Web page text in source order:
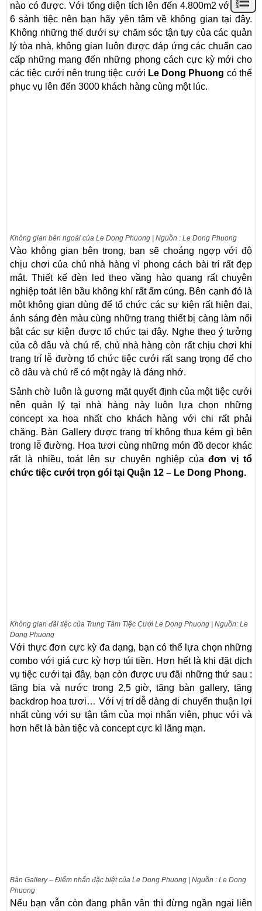
nào có được. Với tổng diện tích lên đến 4.800m2 với hơn
6 sảnh tiệc nên bạn hãy yên tâm về không gian tại đây.
Không những thế dưới sự chăm sóc tận tụy của các quản
lý tòa nhà, không gian luôn được đáp ứng các chuẩn cao
cấp những mang đến những phong cách cực kỳ mới cho
các tiệc cưới nên trung tiệc cưới Le Dong Phuong có thể
phục vụ lên đến 3000 khách hàng cùng một lúc.
Không gian bên ngoài của Le Dong Phuong | Nguồn : Le Dong Phuong
Vào không gian bên trong, bạn sẽ choáng ngợp với độ
chịu chơi của chủ nhà hàng vì phong cách bài trí rất đẹp
mắt. Thiết kế đèn led theo vầng hào quang rất chuyên
nghiệp toát lên bầu không khí rất ấm cúng. Bên cạnh đó là
một không gian dùng để tổ chức các sự kiện rất hiện đại,
ánh sáng đèn màu cùng những trang thiết bị càng làm nổi
bật các sự kiện được tổ chức tại đây. Nghe theo ý tưởng
của cô dâu và chú rể, chủ nhà hàng còn rất chịu chơi khi
trang trí lễ đường tổ chức tiệc cưới rất sang trọng để cho
cô dâu và chú rể có một ngày là đáng nhớ.
Sảnh chờ luôn là gương mặt quyết định của một tiệc cưới
nên quản lý tại nhà hàng này luôn lựa chọn những
concept xa hoa nhất cho khách hàng với chi rất phải
chăng. Bàn Gallery được trang trí không thua kém gì bên
trong lễ đường. Hoa tươi cùng những món đồ decor khác
rất là nhiều, toát lên sự chuyên nghiệp củađơn vị tổ
chức tiệc cưới trọn gói tại Quận 12 – Le Dong Phong.
Không gian đãi tiệc của Trung Tâm Tiệc Cưới Le Dong Phuong | Nguồn: Le
Dong Phuong
Với thực đơn cực kỳ đa dạng, bạn có thể lựa chọn những
combo với giá cực kỳ hợp túi tiền. Hơn hết là khi đặt dịch
vụ tiệc cưới tại đây, bạn còn được ưu đãi những thứ sau :
tặng bia và nước trong 2,5 giờ, tặng bàn gallery, tặng
backdrop hoa tươi… Với vị trí dễ dàng di chuyển thuận lợi
nhất cùng với sự tận tâm của mọi nhân viên, phục với và
hơn hết là bàn tiệc và concept cực kì lãng mạn.
Bàn Gallery – Điểm nhấn đặc biệt của Le Dong Phuong | Nguồn : Le Dong
Phuong
Nếu bạn vẫn còn đang phân vân thì đừng ngần ngại liên